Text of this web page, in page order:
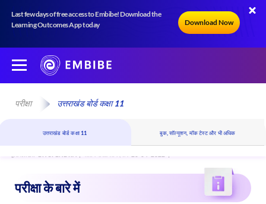
Last few days of free access to Embibe! Download the
Learning Outcomes App today
Download Now
परीक्षा उत्तराखंड बोर्ड कक्षा 11
उत्तराखंड बोर्ड कक्षा 11 बुक, सॉल्यूशन, मॉक टेस्ट और भी अधिक
परीक्षा के बारे में